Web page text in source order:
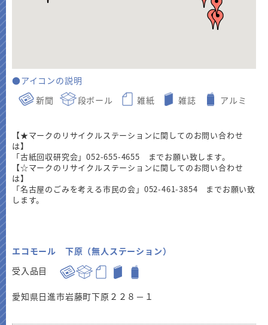
●アイコンの説明
新聞
段ボール 雑紙 雑誌 アルミ
【★マークのリサイクルステーションに関してのお問い合わせ
は】
「古紙回収研究会」052-655-4655 までお願い致します。
【☆マークのリサイクルステーションに関してのお問い合わせ
は】
「名古屋のごみを考える市民の会」052-461-3854 までお願い致
します。
エコモール 下原（無人ステーション）
受入品目
愛知県日進市岩藤町下原２２８－１